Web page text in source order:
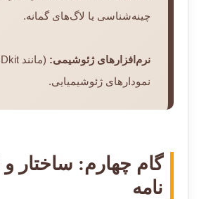
چینه‌شناسی یا لاگ‌های گمانه.
نرم‌افزارهای ژئوشیمی:
نمودارهای ژئوشیمیایی.
گام چهارم: ساختار
نامه